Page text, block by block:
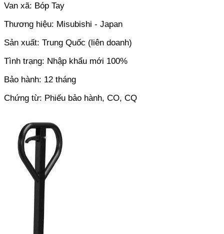
Van xã: Bóp Tay
Thương hiệu: Misubishi - Japan
Sản xuất: Trung Quốc (liên doanh)
Tình trạng: Nhập khẩu mới 100%
Bảo hành: 12 tháng
Chứng từ: Phiếu bảo hành, CO, CQ